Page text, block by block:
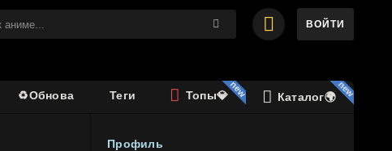
ВОЙТИ
♻️Обнова Теги Топы💎 Каталог🌍
Профиль